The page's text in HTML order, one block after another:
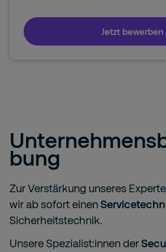
bung
Zur Verstärkung unseres
wir ab sofort einen
Sicherheitstechnik.
Unsere Spezialist:innen der
Jetzt bewerben